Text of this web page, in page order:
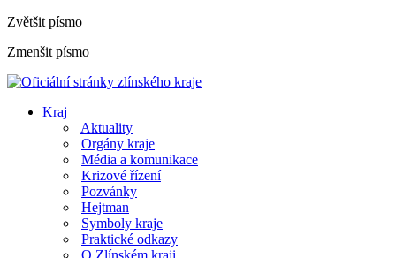
Zvětšit písmo
Zmenšit písmo
Kraj
Aktuality
Orgány kraje
Média a komunikace
Krizové řízení
Pozvánky
Hejtman
Symboly kraje
Praktické odkazy
O Zlínském kraji